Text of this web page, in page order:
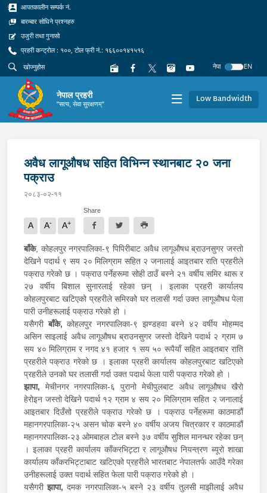
आपतकालीन सम्पर्क नं.
बारम्बार सोधिने प्रश्नहरु
उजुरी तथा गुनासो
प्रहरी कन्ट्रोल : १००, टोल फ्री नं.: १६६००१४१५१६
नेपा
EN
नेपाल प्रहरी
"सत्य, सेवा सुरक्षणम्" Low Bandwidth
अवैध लागूऔषध सहित विभिन्न स्थानबाट २० जना
पक्राउ
२०८३-०२-११
A A- A+
Share
बाँके, कोहलपुर नगरपालिका-९ पिपिरीबाट अवैध लागूऔषध ब्राउनसुगर जस्तो
देखिने पदार्थ ९ सय २० मिलिग्राम सहित २ जनालाई आइतबार राति प्रहरीले
पक्राउ गरेको छ । पक्राउ पर्नेहरूमा सोही ठाउँ बस्ने २१ वर्षीय समिर थारू र
२७ वर्षीय बिशाल सुनारलाई रहेका छन् । इलाका प्रहरी कार्यालय
कोहलपुरबाट खटिएको प्रहरीले समिरको घर तलासी गर्दा उक्त लागूऔषध पेला
पारी उनीहरूलाई पक्राउ गरेको हो ।
यसैगरीबाँके,कोहलपुर नगरपालिका-९ झण्डहवा बस्ने ४२ वर्षीय मोहम्मद
असिन साइलाई अवैध लागूऔषध ब्राउनसुगर जस्तो देखिने पदार्थ २ ग्राम ७
सय ४० मिलिग्राम र नगद ४१ हजार १ सय ५० रूपैयाँ सहित आइतबार राति
प्रहरीले पक्राउ गरेको छ । इलाका प्रहरी कार्यालय कोहलपुरबाट खटिएको
प्रहरीले उनको घर तलासी गर्दा उक्त पदार्थ फेला पारी पक्राउ गरेको हो ।
झापा, मेचीनगर नगरपालिका-६ पुरानो मेचीपुलबाट अवैध लागूऔषध खैरो
हेरोइन जस्तो देखिने पदार्थ १२ ग्राम ४ सय २० मिलिग्राम सहित २ जनालाई
आइतबार दिउँसो प्रहरीले पक्राउ गरेको छ । पक्राउ पर्नेहरूमा काठमाडौं
महानगरपालिका-२५ असन चोक बस्ने ४० वर्षीय अजय चित्रकार र काठमाडौं
महानगरपालिका-२३ ओमबाहल टोल बस्ने ३७ वर्षीय सुशिल मानन्धर रहेका छन्
। इलाका प्रहरी कार्यालय काँकरभिट्टा र लागूऔषध नियन्त्रण ब्यूरो शाखा
कार्यालय काँकरभिट्टाबाट खटिएको प्रहरीले भारतबाट नेपालतर्फ आउँदै गरेका
उनीहरूलाई उक्त पदार्थ सहित फेला पारी पक्राउ गरेको हो ।
यसैगरीझापा, दमक नगरपालिका-५ बस्ने २३ वर्षीय तुलसी माझीलाई अवैध